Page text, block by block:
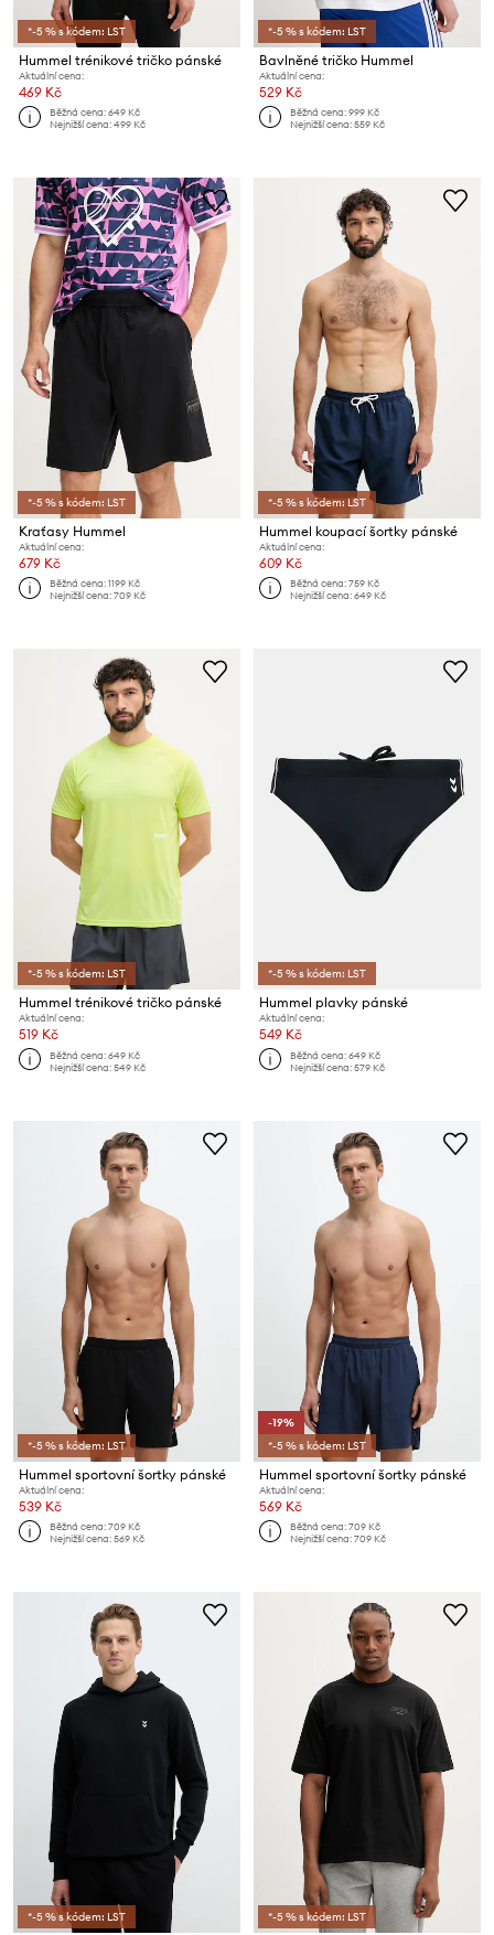
*-5 % s kódem: LST
Hummel trénikové tričko pánské
Aktuální cena:
469 Kč
Běžná cena:649 Kč
Nejnižší cena:499 Kč
*-5 % s kódem: LST
Bavlněné tričko Hummel
Aktuální cena:
529 Kč
Běžná cena:999 Kč
Nejnižší cena:559 Kč
*-5 % s kódem: LST
Kraťasy Hummel
Aktuální cena:
679 Kč
Běžná cena:1199 Kč
Nejnižší cena:709 Kč
*-5 % s kódem: LST
Hummel koupací šortky pánské
Aktuální cena:
609 Kč
Běžná cena:759 Kč
Nejnižší cena:649 Kč
*-5 % s kódem: LST
Hummel trénikové tričko pánské
Aktuální cena:
519 Kč
Běžná cena:649 Kč
Nejnižší cena:549 Kč
*-5 % s kódem: LST
Hummel plavky pánské
Aktuální cena:
549 Kč
Běžná cena:649 Kč
Nejnižší cena:579 Kč
*-5 % s kódem: LST
Hummel sportovní šortky pánské
Aktuální cena:
539 Kč
Běžná cena:709 Kč
Nejnižší cena:569 Kč
-19%
*-5 % s kódem: LST
Hummel sportovní šortky pánské
Aktuální cena:
569 Kč
Běžná cena:709 Kč
Nejnižší cena:709 Kč
*-5 % s kódem: LST *-5 % s kódem: LST